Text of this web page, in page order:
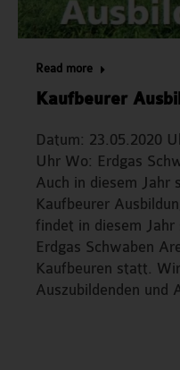
Kaufbeurer
Datum: 23.05.2020
Uhr Wo: Erdgas
Auch in diesem Jahr
Kaufbeurer
findet in diesem Jahr
Erdgas Schwaben
Kaufbeuren statt.
Auszubildenden und
Read more